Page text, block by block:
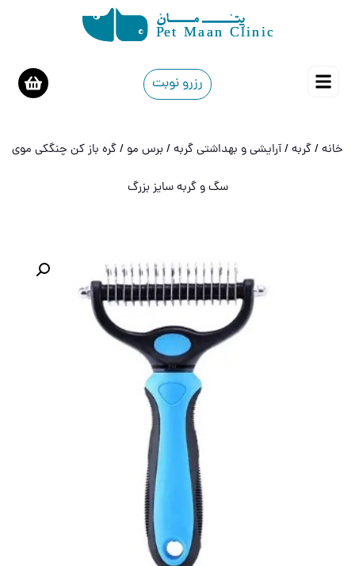
رزرو نوبت
خانه/گربه/آرایشی و بهداشتی گربه/برس مو / گره باز کن چنگکی موی
سگ و گربه سایز بزرگ